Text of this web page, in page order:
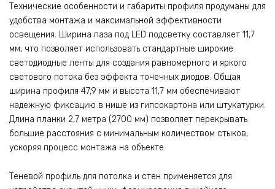
Технические особенности и габариты профиля продуманы для
удобства монтажа и максимальной эффективности
освещения. Ширина паза под LED подсветку составляет 11,7
мм, что позволяет использовать стандартные широкие
светодиодные ленты для создания равномерного и яркого
светового потока без эффекта точечных диодов. Общая
ширина профиля 47,9 мм и высота 11,7 мм обеспечивают
надежную фиксацию в нише из гипсокартона или штукатурки.
Длина планки 2,7 метра (2700 мм) позволяет перекрывать
большие расстояния с минимальным количеством стыков,
ускоряя процесс монтажа на объекте.
Теневой профиль для потолка и стен применяется для